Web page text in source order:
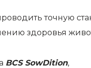
точную
здоровья
BCS SowDition,